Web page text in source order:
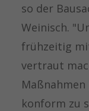
so der
Weinisch.
frühzeitig
vertraut
konform zu